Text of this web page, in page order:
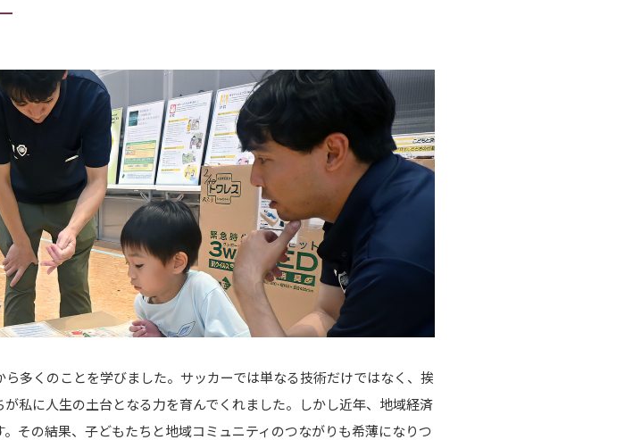
多くのことを学びました。サッカーでは単なる技術だけではなく、挨
私に人生の土台となる力を育んでくれました。しかし近年、地域経済
その結果、子どもたちと地域コミュニティのつながりも希薄になりつ